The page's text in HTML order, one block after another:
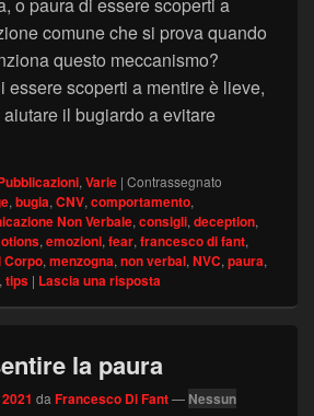
comune che si prova quando
questo meccanismo?
essere scoperti a mentire è lieve,
il bugiardo a evitare
di essere scoperti a mentire
, Varie | Contrassegnato
, bugia, CNV, comportamento,
Non Verbale, consigli, deception,
, emozioni, fear, francesco di fant,
Corpo, menzogna, non verbal, NVC, paura,
, tips | Lascia una risposta
la paura
da Francesco Di Fant— Nessun